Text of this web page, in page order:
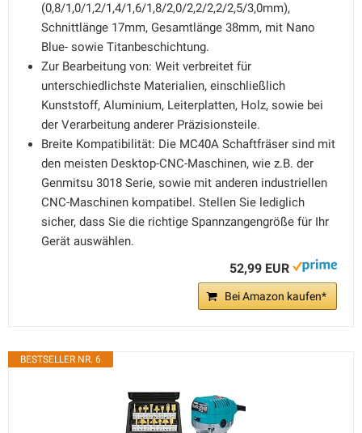
(0,8/1,0/1,2/1,4/1,6/1,8/2,0/2,2/2,2/2,5/3,0mm),
Schnittlänge 17mm, Gesamtlänge 38mm, mit Nano
Blue- sowie Titanbeschichtung.
Zur Bearbeitung von: Weit verbreitet für
unterschiedlichste Materialien, einschließlich
Kunststoff, Aluminium, Leiterplatten, Holz, sowie bei
der Verarbeitung anderer Präzisionsteile.
Breite Kompatibilität: Die MC40A Schaftfräser sind mit
den meisten Desktop-CNC-Maschinen, wie z.B. der
Genmitsu 3018 Serie, sowie mit anderen industriellen
CNC-Maschinen kompatibel. Stellen Sie lediglich
sicher, dass Sie die richtige Spannzangengröße für Ihr
Gerät auswählen.
52,99 EUR
Bei Amazon kaufen*
BESTSELLER NR. 6